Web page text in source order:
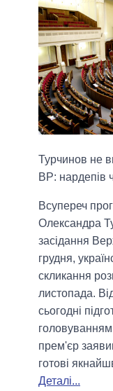
Турчинов не
ВР: нардепів
Всупереч
Олександра
засідання
грудня,
скликання
листопада.
сьогодні
прем'єр
готові
Деталі...